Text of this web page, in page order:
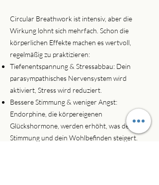
Circular Breathwork ist intensiv, aber die
Wirkung lohnt sich mehrfach. Schon die
körperlichen Effekte machen es wertvoll,
regelmäßig zu praktizieren:
Tiefenentspannung & Stressabbau: Dein
parasympathisches Nervensystem wird
aktiviert, Stress wird reduziert.
Bessere Stimmung & weniger Angst:
Endorphine, die körpereigenen
Glückshormone, werden erhöht, was deine
Stimmung und dein Wohlbefinden steigert.